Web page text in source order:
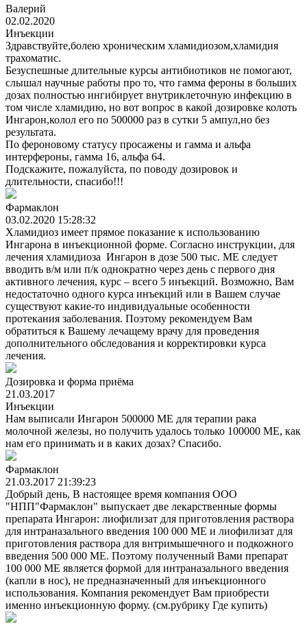
Валерий
02.02.2020
Инъекции
Здравствуйте,болею хроническим хламидиозом,хламидия
трахоматис.
Безуспешные длительные курсы антибиотиков не помогают,
слышал научные работы про то, что гамма фероны в больших
дозах полностью ингибирует внутриклеточную инфекцию в
том числе хламидию, но вот вопрос в какой дозировке колоть
Ингарон,колол его по 500000 раз в сутки 5 ампул,но без
результата.
По фероновому статусу просажены и гамма и альфа
интерфероны, гамма 16, альфа 64.
Подскажите, пожалуйста, по поводу дозировок и
длительности, спасибо!!!
Фармаклон
03.02.2020 15:28:32
Хламидиоз имеет прямое показание к использованию
Ингарона в инъекционной форме. Согласно инструкции, для
лечения хламидиоза Ингарон в дозе 500 тыс. МЕ следует
вводить в/м или п/к однократно через день с первого дня
активного лечения, курс – всего 5 инъекций. Возможно, Вам
недостаточно одного курса инъекций или в Вашем случае
существуют какие-то индивидуальные особенности
протекания заболевания. Поэтому рекомендуем Вам
обратиться к Вашему лечащему врачу для проведения
дополнительного обследования и корректировки курса
лечения.
Дозировка и форма приёма
21.03.2017
Инъекции
Нам выписали Ингарон 500000 МЕ для терапии рака
молочной железы, но получить удалось только 100000 МЕ, как
нам его принимать и в каких дозах? Спасибо.
Фармаклон
21.03.2017 21:39:23
Добрый день, В настоящее время компания ООО
"НПП"Фармаклон" выпускает две лекарственные формы
препарата Ингарон: лиофилизат для приготовления раствора
для интраназального введения 100 000 МЕ и лиофилизат для
приготовления раствора для внтримышечного и подкожного
введения 500 000 МЕ. Поэтому полученный Вами препарат
100 000 МЕ является формой для интраназального введения
(капли в нос), не предназначенный для инъекционного
использования. Компания рекомендует Вам приобрести
именно инъекционную форму. (см.рубрику Где купить)